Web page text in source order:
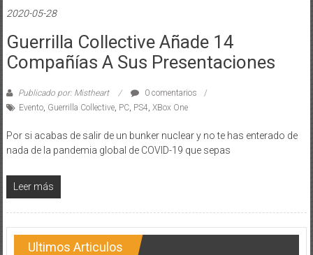
2020-05-28
Guerrilla Collective Añade 14
Compañías A Sus Presentaciones
Publicado por: Mistheart
0 comentarios
Evento, Guerrilla Collective, PC, PS4 XBox One
Por si acabas de salir de un bunker nuclear y no te has enterado de
nada de la pandemia global de COVID-19 que sepas
Leer más
Ultimos Articulos